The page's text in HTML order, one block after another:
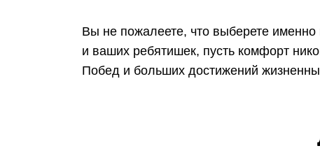
Вы не пожалеете, что выберете
и ваших ребятишек, пусть комфорт
Побед и больших достижений